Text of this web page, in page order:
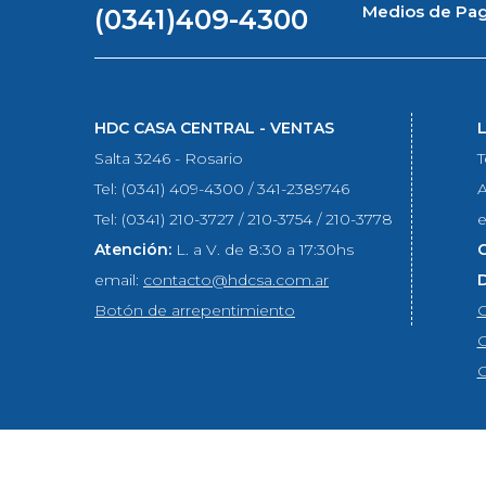
(0341)409-4300 Medios de
HDC CASA CENTRAL - VENTAS
Salta 3246 - Rosario
Tel: (0341) 409-4300 / 341-2389746
Tel: (0341) 210-3727 / 210-3754 / 210-3778
Atención: L. a V. de 8:30 a 17:30hs
email: contacto@hdcsa.com.ar
Botón de arrepentimiento